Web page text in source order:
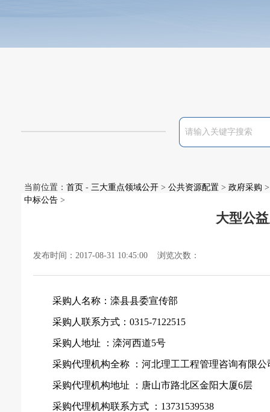
当前位置： 首页 - 三大重点领域公开 > 公共资源配置 > 政府采购 >
中标公告 >
大型公
发布时间：2017-08-31 10:45:00 浏览次数：
采购人名称：滦县县委宣传部
采购人联系方式： 0315-7122515
采购人地址 ：滦河西道5号
采购代理机构全称 ：河北理工工程管理咨询有限公
采购代理机构地址 ：唐山市路北区金阳大厦6层
采购代理机构联系方式 ： 13731539538